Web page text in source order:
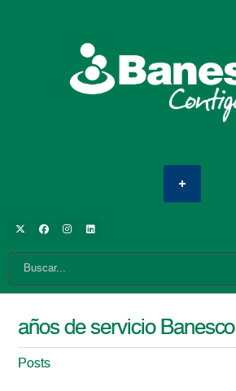
años de servicio Banesco
Posts